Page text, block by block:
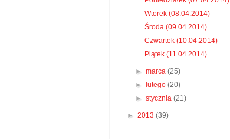
Wtorek (08.04.2014)
Środa (09.04.2014)
Czwartek (10.04.2014)
Piątek (11.04.2014)
►marca(25)
►
lutego(20)
►stycznia(21)
► 2013 (39)